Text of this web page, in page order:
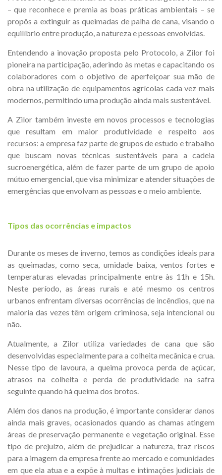
– que reconhece e premia as boas práticas ambientais – se
propôs a extinguir as queimadas de palha de cana, visando o
equilíbrio entre produção, a natureza e pessoas envolvidas.
Entendendo a inovação proposta pelo Protocolo, a Zilor foi
pioneira na participação, aderindo às metas e capacitando os
colaboradores com o objetivo de aperfeiçoar sua mão de
obra na utilização de equipamentos agrícolas cada vez mais
modernos, permitindo uma produção ainda mais sustentável.
A Zilor também investe em novos processos e tecnologias
que resultam em maior produtividade e respeito aos
recursos: a empresa faz parte de grupos de estudo e trabalho
que buscam novas técnicas sustentáveis para a cadeia
sucroenergética, além de fazer parte de um grupo de apoio
mútuo emergencial, que visa minimizar e atender situações de
emergências que envolvam as pessoas e o meio ambiente.
Tipos das ocorrências e impactos
Durante os meses de inverno, temos as condições ideais para
as queimadas, como seca, umidade baixa, ventos fortes e
temperaturas elevadas principalmente entre às 11h e 15h.
Neste período, as áreas rurais e até mesmo os centros
urbanos enfrentam diversas ocorrências de incêndios, que na
maioria das vezes têm origem criminosa, seja intencional ou
não.
Atualmente, a Zilor utiliza variedades de cana que são
desenvolvidas especialmente para a colheita mecânica e crua.
Nesse tipo de lavoura, a queima provoca perda de açúcar,
atrasos na colheita e perda de produtividade na safra
seguinte quando há queima dos brotos.
Além dos danos na produção, é importante considerar danos
ainda mais graves, ocasionados quando as chamas atingem
áreas de preservação permanente e vegetação original. Esse
tipo de prejuízo, além de prejudicar a natureza, traz riscos
para a imagem da empresa frente ao mercado e comunidades
em que ela atua e a expõe à multas e intimações judiciais de